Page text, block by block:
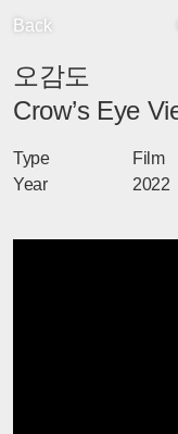
Back
오감도
Crow’s Eye
Type
Film
Year
2022